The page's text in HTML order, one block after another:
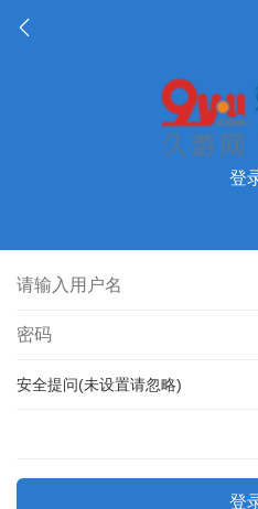
登
安全提问(未设置请忽略)
登